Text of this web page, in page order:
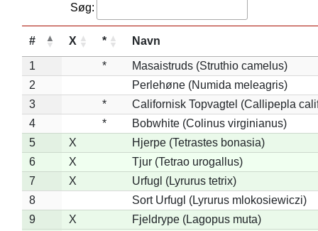
Søg:
# X * Navn
1 *
Masaistruds (Struthio camelus)
2
Perlehøne (Numida meleagris)
3
*
Californisk Topvagtel (Callipepla
4
*
Bobwhite (Colinus virginianus)
5
X
Hjerpe (Tetrastes bonasia)
6
X
Tjur (Tetrao urogallus)
7
X
Urfugl (Lyrurus tetrix)
8
Sort Urfugl (Lyrurus mlokosiewiczi)
9
X
Fjeldrype (Lagopus muta)